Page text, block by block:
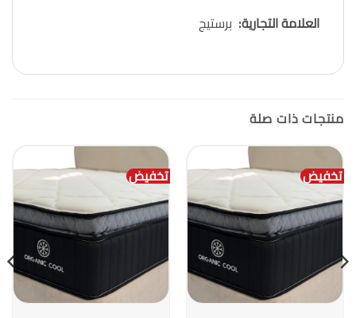
العلامة التجارية: برستيج
منتجات ذات صلة
تخفيض تخفيض